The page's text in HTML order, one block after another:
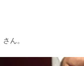
さん。